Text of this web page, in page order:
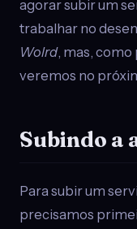
agorar subir um
trabalhar no
Wolrd, mas, como
veremos no
Subindo a
Para subir um
precisamos